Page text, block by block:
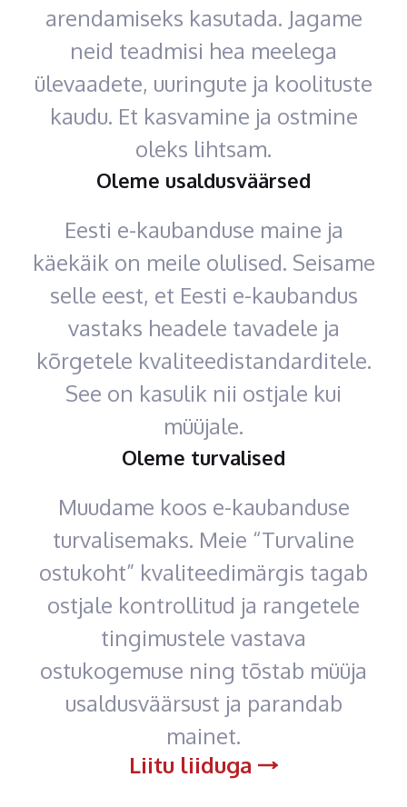
arendamiseks kasutada. Jagame
neid teadmisi hea meelega
ülevaadete, uuringute ja koolituste
kaudu. Et kasvamine ja ostmine
oleks lihtsam.
Oleme usaldusväärsed
Eesti e-kaubanduse maine ja
käekäik on meile olulised. Seisame
selle eest, et Eesti e-kaubandus
vastaks headele tavadele ja
kõrgetele kvaliteedistandarditele.
See on kasulik nii ostjale kui
müüjale.
Oleme turvalised
Muudame koos e-kaubanduse
turvalisemaks. Meie “Turvaline
ostukoht” kvaliteedimärgis tagab
ostjale kontrollitud ja rangetele
tingimustele vastava
ostukogemuse ning tõstab müüja
usaldusväärsust ja parandab
mainet.
Liitu liiduga